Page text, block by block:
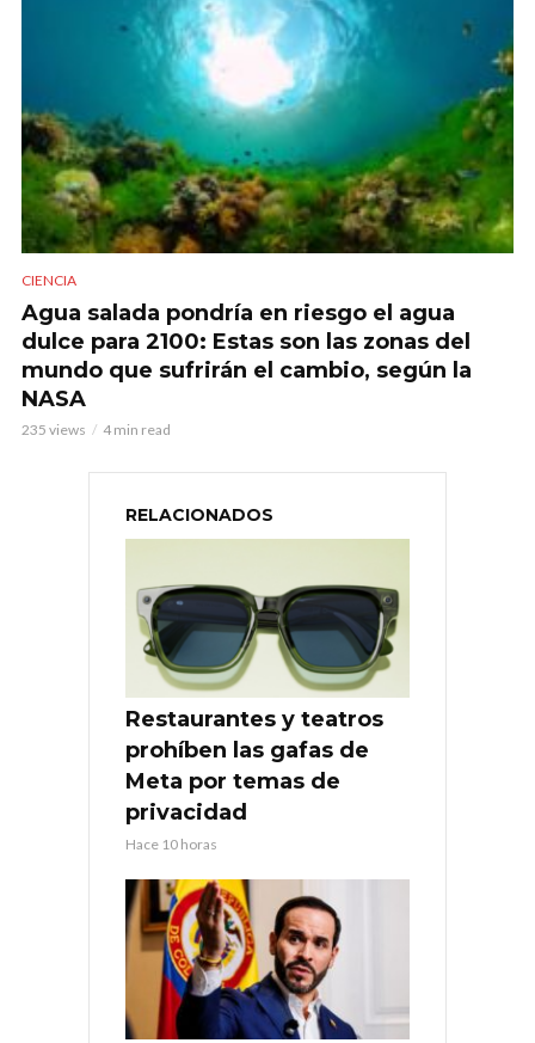
CIENCIA
Agua salada pondría en riesgo el agua
dulce para 2100: Estas son las zonas del
mundo que sufrirán el cambio, según la
NASA
235 views 4 min read
RELACIONADOS
Restaurantes y teatros
prohíben las gafas de
Meta por temas de
privacidad
Hace 10 horas